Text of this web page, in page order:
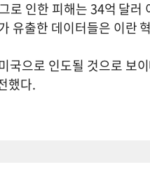
로 인한 피해는 34억 달러
유출한 데이터들은 이란
국으로 인도될 것으로 보
했다.